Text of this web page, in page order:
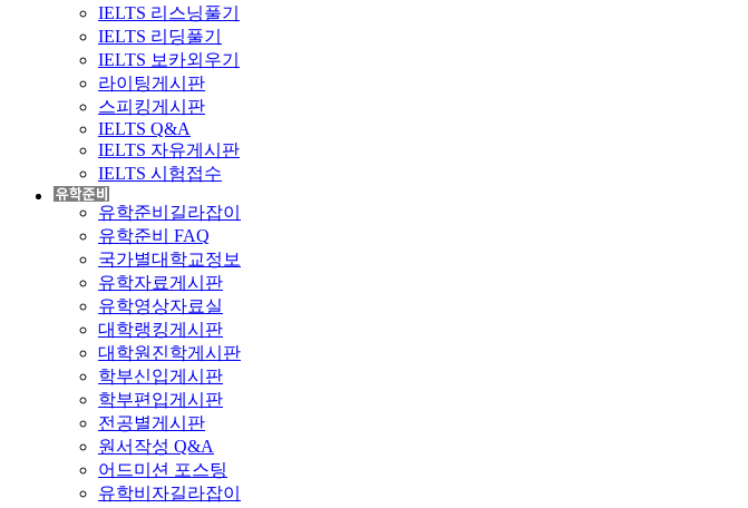
IELTS 리스닝풀기
IELTS 리딩풀기
IELTS 보카외우기
라이팅게시판
스피킹게시판
IELTS Q&A
IELTS 자유게시판
IELTS 시험접수
유학준비길라잡이
유학준비 FAQ
국가별대학교정보
유학자료게시판
유학영상자료실
대학랭킹게시판
대학원진학게시판
학부신입게시판
학부편입게시판
전공별게시판
원서작성 Q&A
어드미션 포스팅
유학비자길라잡이